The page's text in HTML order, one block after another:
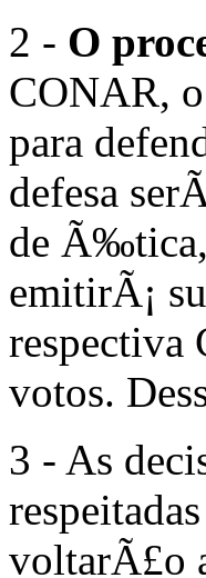
2 - O
CONAR,
para
defesa
de Ã‰tica,
emitirÃ¡
respectiva
votos.
3 - As
voltarÃ£o